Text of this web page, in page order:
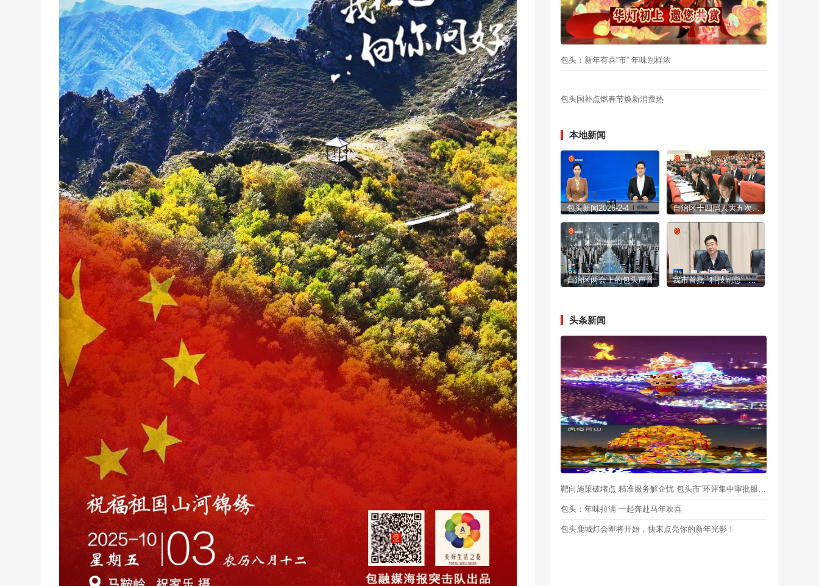
包头：新年有喜“市” 年味别样浓
包头国补点燃春节焕新消费热
本地新闻
包头新闻2026-2-4 自治区十四届人大五次会议开幕
自治区两会上的包头声音 我市首批 “科技副总” “产业教授”进行成果展示
头条新闻
靶向施策破堵点 精准服务解企忧 包头市“环评集中审批服务月”启动
包头：年味拉满 一起奔赴马年欢喜
包头鹿城灯会即将开始，快来点亮你的新年光影！